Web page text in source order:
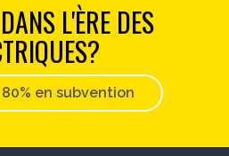
L'ÈRE DES
en subvention